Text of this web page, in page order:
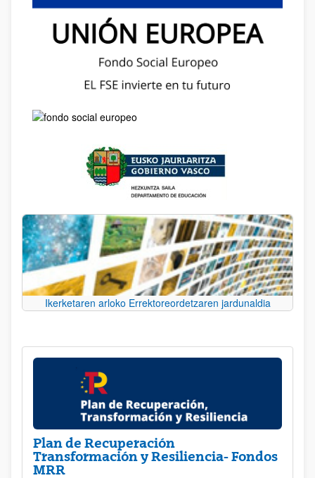
Ikerketaren arloko Errektoreordetzaren jardunaldia
Plan de Recuperación
Transformación y Resiliencia- Fondos
MRR